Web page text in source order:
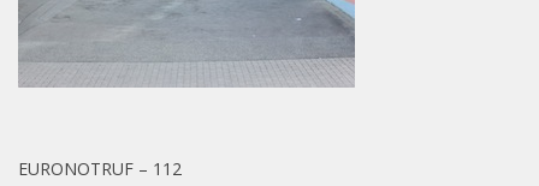
EURONOTRUF – 112